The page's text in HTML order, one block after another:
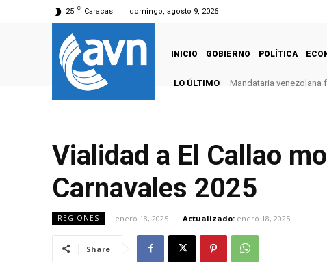
25 C Caracas domingo, agosto 9, 2026
INICIO GOBIERNO POLÍTICA
LO ÚLTIMO Mandataria venezolana
Vialidad a El Callao
Carnavales 2025
REGIONES enero 18, 2025 Actualizado: enero 18, 2025
Share